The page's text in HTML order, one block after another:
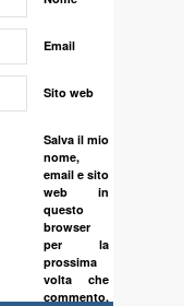
Email
Sito web
Salva il mio
nome,
email e sito
web in
questo
browser
per la
prossima
volta che
commento.